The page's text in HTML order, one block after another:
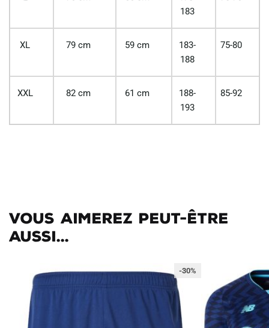
183
XL 79 cm 59 cm
183-
188
75-80
XXL 82 cm 61 cm
188-
193
85-92
Vous aimerez peut-être
aussi...
-30%